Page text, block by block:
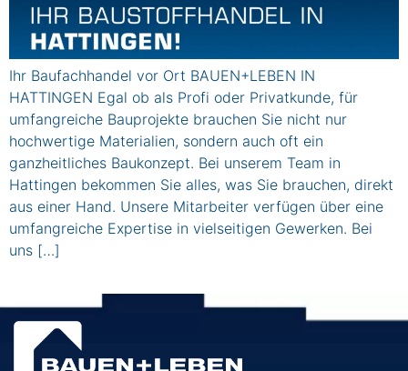
Ihr Baufachhandel vor Ort BAUEN+LEBEN IN
HATTINGEN Egal ob als Profi oder Privatkunde, für
umfangreiche Bauprojekte brauchen Sie nicht nur
hochwertige Materialien, sondern auch oft ein
ganzheitliches Baukonzept. Bei unserem Team in
Hattingen bekommen Sie alles, was Sie brauchen, direkt
aus einer Hand. Unsere Mitarbeiter verfügen über eine
umfangreiche Expertise in vielseitigen Gewerken. Bei
uns […]